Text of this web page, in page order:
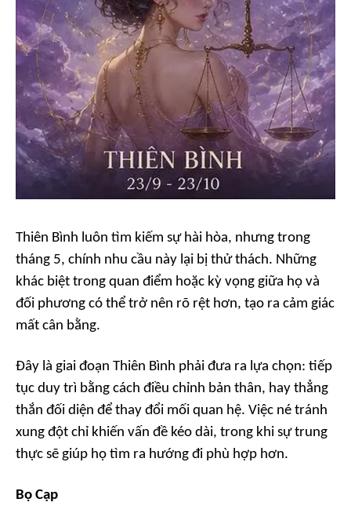
Thiên Bình luôn tìm kiếm sự hài hòa, nhưng trong
tháng 5, chính nhu cầu này lại bị thử thách. Những
khác biệt trong quan điểm hoặc kỳ vọng giữa họ và
đối phương có thể trở nên rõ rệt hơn, tạo ra cảm giác
mất cân bằng.
Đây là giai đoạn Thiên Bình phải đưa ra lựa chọn: tiếp
tục duy trì bằng cách điều chỉnh bản thân, hay thẳng
thắn đối diện để thay đổi mối quan hệ. Việc né tránh
xung đột chỉ khiến vấn đề kéo dài, trong khi sự trung
thực sẽ giúp họ tìm ra hướng đi phù hợp hơn.
Bọ Cạp